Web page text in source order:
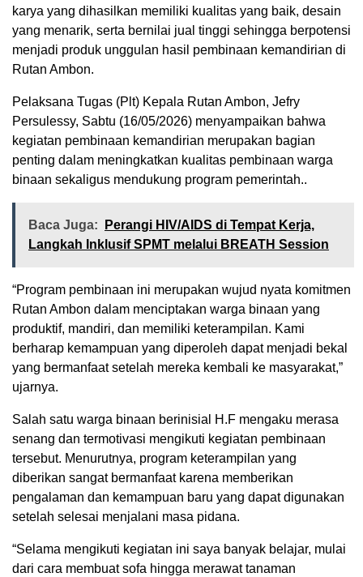
karya yang dihasilkan memiliki kualitas yang baik, desain
yang menarik, serta bernilai jual tinggi sehingga berpotensi
menjadi produk unggulan hasil pembinaan kemandirian di
Rutan Ambon.
Pelaksana Tugas (Plt) Kepala Rutan Ambon, Jefry
Persulessy, Sabtu (16/05/2026) menyampaikan bahwa
kegiatan pembinaan kemandirian merupakan bagian
penting dalam meningkatkan kualitas pembinaan warga
binaan sekaligus mendukung program pemerintah..
Baca Juga:
Perangi HIV/AIDS di Tempat Kerja,
Langkah Inklusif SPMT melalui BREATH Session
“Program pembinaan ini merupakan wujud nyata komitmen
Rutan Ambon dalam menciptakan warga binaan yang
produktif, mandiri, dan memiliki keterampilan. Kami
berharap kemampuan yang diperoleh dapat menjadi bekal
yang bermanfaat setelah mereka kembali ke masyarakat,”
ujarnya.
Salah satu warga binaan berinisial H.F mengaku merasa
senang dan termotivasi mengikuti kegiatan pembinaan
tersebut. Menurutnya, program keterampilan yang
diberikan sangat bermanfaat karena memberikan
pengalaman dan kemampuan baru yang dapat digunakan
setelah selesai menjalani masa pidana.
“Selama mengikuti kegiatan ini saya banyak belajar, mulai
dari cara membuat sofa hingga merawat tanaman